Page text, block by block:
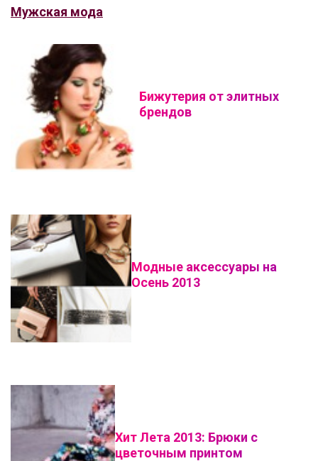
Мужская мода
Бижутерия от элитных
брендов
Модные аксессуары на
Осень 2013
Хит Лета 2013: Брюки с
цветочным принтом